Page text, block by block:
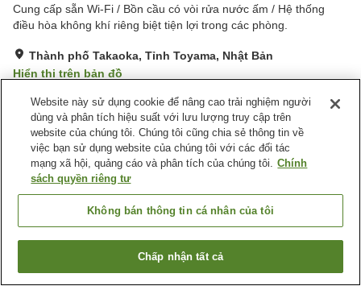
Cung cấp sẵn Wi-Fi / Bồn cầu có vòi rửa nước ấm / Hệ thống
điều hòa không khí riêng biệt tiện lợi trong các phòng.
Thành phố Takaoka, Tỉnh Toyama, Nhật Bản
Hiển thị trên bản đồ
Rất tốt Đánh giá:321lượt
Tiện nghi chỗ nghỉ
Bãi đỗ xe
Máy bán hàng tự động
Giặt ủi có phí
Trang chủ Nhật Bản Tỉnh Toyama
Thành phố Takaoka
Smile Hotel Takaoka Ekimae
Tìm phòng trống
Website này sử dụng cookie để nâng cao trải nghiệm người
dùng và phân tích hiệu suất với lưu lượng truy cập trên
website của chúng tôi. Chúng tôi cũng chia sẻ thông tin về
việc bạn sử dụng website của chúng tôi với các đối tác
mạng xã hội, quảng cáo và phân tích của chúng tôi. Chính
sách quyền riêng tư
Không bán thông tin cá nhân của tôi
Chấp nhận tất cả